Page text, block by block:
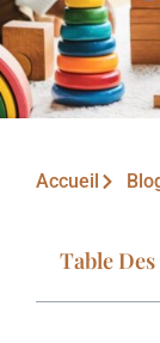
Accueil
Table